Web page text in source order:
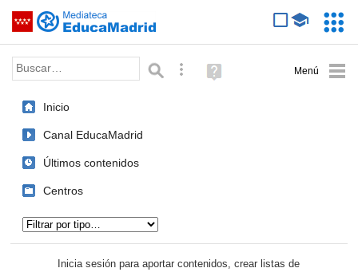
Saltar navegación
Palabra o frase: Búsqueda avanzada
Ayuda
(en
Inicio
Canal EducaMadrid
Últimos contenidos
Centros
Inicia sesión para aportar contenidos, crear listas de